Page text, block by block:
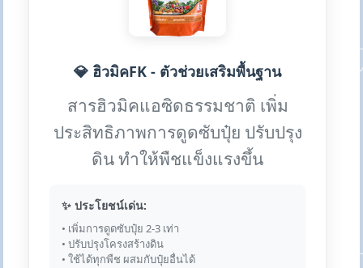
💎 ฮิวมิคFK - ตัวช่วยเสริมพื้นฐาน
สารฮิวมิคแอซิดธรรมชาติ เพิ่ม
ประสิทธิภาพการดูดซับปุ๋ย ปรับปรุง
ดิน ทำให้พืชแข็งแรงขึ้น
✨ ประโยชน์เด่น:
• เพิ่มการดูดซับปุ๋ย 2-3 เท่า
• ปรับปรุงโครงสร้างดิน
• ใช้ได้ทุกพืช ผสมกับปุ๋ยอื่นได้